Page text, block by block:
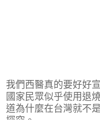
我們西醫真的要好好
國家民眾似乎使用退
道為什麼在台灣就不